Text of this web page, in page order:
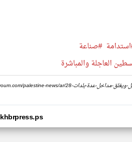
#صناعة
العاجلة والمباشرة
khbrpress.ps